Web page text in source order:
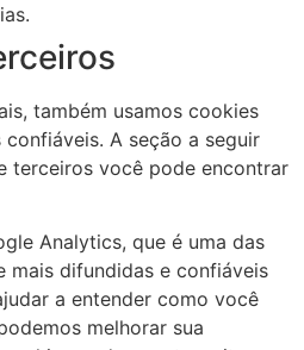
também usamos cookies
A seção a seguir
terceiros você pode encontrar
Analytics, que é uma das
mais difundidas e confiáveis
a entender como você
melhorar sua